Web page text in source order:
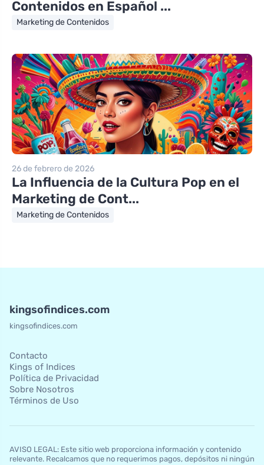
Contenidos en Español ...
Marketing de Contenidos
26 de febrero de 2026
La Influencia de la Cultura Pop en el
Marketing de Cont...
Marketing de Contenidos
kingsofindices.com
kingsofindices.com
Contacto
Kings of Indices
Política de Privacidad
Sobre Nosotros
Términos de Uso
AVISO LEGAL: Este sitio web proporciona información y contenido
relevante. Recalcamos que no requerimos pagos, depósitos ni ningún